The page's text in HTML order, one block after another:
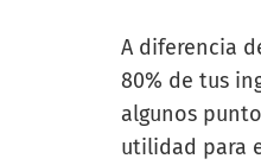
A diferencia
80% de tus
algunos
utilidad para